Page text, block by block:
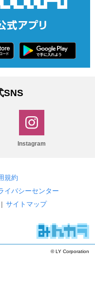
SNS
Instagram
規約
イバシーセンター
| サイトマップ
© LY Corporation